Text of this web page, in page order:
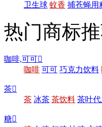
卫生球 蚊香 捕苍蝇用
热门商标
咖啡,可可
咖啡 可可 巧克力饮料
茶
茶 冰茶 茶饮料 茶叶
糖